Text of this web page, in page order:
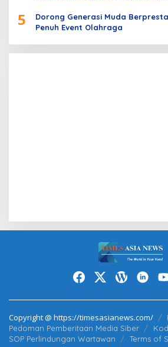
5
Dorong Generasi Muda
Penuh Event Olahraga
Copyright @ https://timesasianews.com/
Pedoman Pemberitaan Media Siber
SOP Perlindungan Wartawan
Terms of